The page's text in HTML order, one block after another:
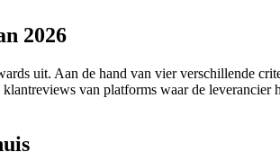
2026
uit. Aan de hand van vier verschillende
van platforms waar de